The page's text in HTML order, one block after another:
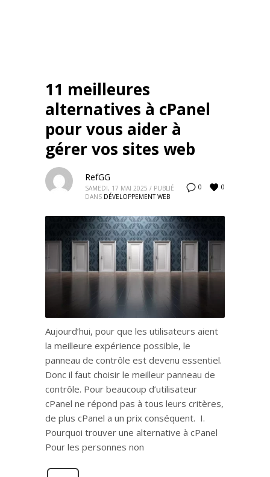
11 meilleures
alternatives à cPanel
pour vous aider à
gérer vos sites web
0 0
RefGG
SAMEDI, 17 MAI 2025 / PUBLIÉ
DANS DÉVELOPPEMENT WEB
Aujourd’hui, pour que les utilisateurs aient
la meilleure expérience possible, le
panneau de contrôle est devenu essentiel.
Donc il faut choisir le meilleur panneau de
contrôle. Pour beaucoup d’utilisateur
cPanel ne répond pas à tous leurs critères,
de plus cPanel a un prix conséquent. I.
Pourquoi trouver une alternative à cPanel
Pour les personnes non